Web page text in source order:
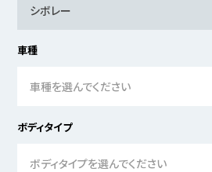
シボレー
車種
車種を選んでください
ボディタイプ
ボディタイプを選んでください